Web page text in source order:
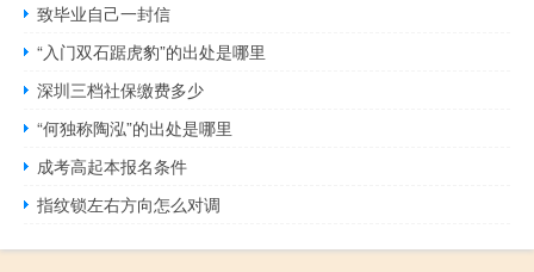
致毕业自己一封信
“入门双石踞虎豹”的出处是哪里
深圳三档社保缴费多少
“何独称陶泓”的出处是哪里
成考高起本报名条件
指纹锁左右方向怎么对调